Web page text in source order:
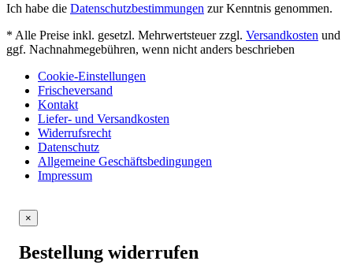
Ich habe die Datenschutzbestimmungen zur Kenntnis genommen.
* Alle Preise inkl. gesetzl. Mehrwertsteuer zzgl. Versandkosten und
ggf. Nachnahmegebühren, wenn nicht anders beschrieben
Cookie-Einstellungen
Frischeversand
Kontakt
Liefer- und Versandkosten
Widerrufsrecht
Datenschutz
Allgemeine Geschäftsbedingungen
Impressum
×
Bestellung widerrufen